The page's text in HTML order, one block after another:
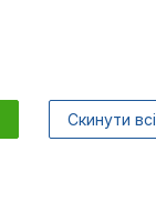
Скинути всі